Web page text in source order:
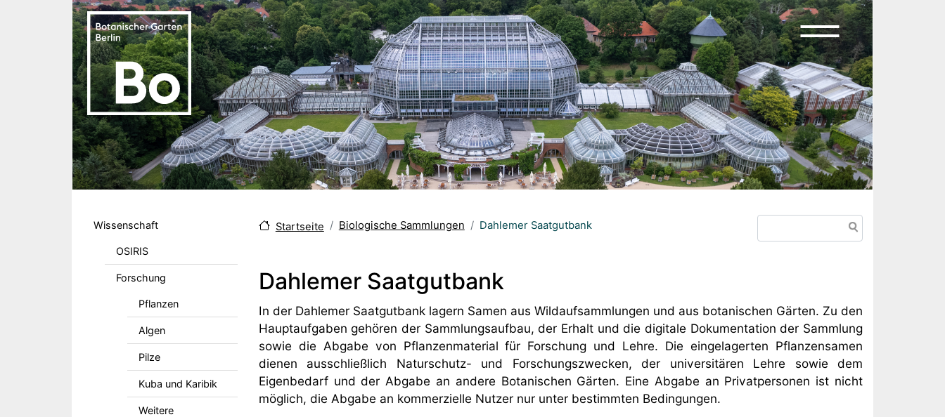
Direkt zum Inhalt
Wissenschaft
OSIRIS
Forschung
Pflanzen
Algen
Pilze
Kuba und Karibik
Weitere
Startseite Biologische Sammlungen Dahlemer Saatgutbank
Dahlemer Saatgutbank
Body
In der Dahlemer Saatgutbank lagern Samen aus Wildaufsammlungen und aus botanischen Gärten. Zu den
Hauptaufgaben gehören der Sammlungsaufbau, der Erhalt und die digitale Dokumentation der Sammlung
sowie die Abgabe von Pflanzenmaterial für Forschung und Lehre. Die eingelagerten Pflanzensamen
dienen ausschließlich Naturschutz- und Forschungszwecken, der universitären Lehre sowie dem
Eigenbedarf und der Abgabe an andere Botanischen Gärten. Eine Abgabe an Privatpersonen ist nicht
möglich, die Abgabe an kommerzielle Nutzer nur unter bestimmten Bedingungen.